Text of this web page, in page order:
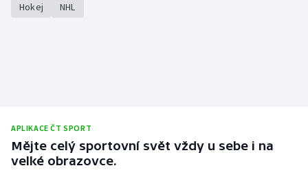
Hokej NHL
APLIKACE ČT SPORT
Mějte celý sportovní svět vždy u sebe i na
velké obrazovce.